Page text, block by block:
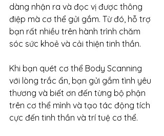
dàng nhận ra và đọc vị được thông
điệp mà cơ thể gửi gắm. Từ đó, hỗ trợ
bạn rất nhiều trên hành trình chăm
sóc sức khoẻ và cải thiện tinh thần.
Khi bạn quét cơ thể Body Scanning
với lòng trắc ẩn, bạn gửi gắm tình yêu
thương và biết ơn đến từng bộ phận
trên cơ thể mình và tạo tác động tích
cực đến tinh thần và trí tuệ cơ thể.